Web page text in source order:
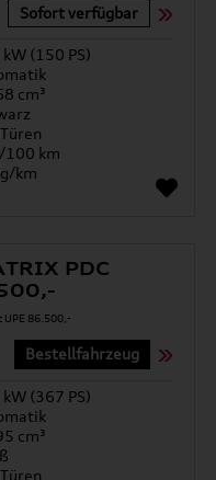
Sofort verfügbar
(150 PS)
cm³
100 km
km
PDC
Bestellfahrzeug
(367 PS)
cm³